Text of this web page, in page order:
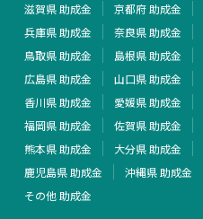
滋賀県 助成金
京都府 助成金
兵庫県 助成金
奈良県 助成金
鳥取県 助成金
島根県 助成金
広島県 助成金
山口県 助成金
香川県 助成金
愛媛県 助成金
福岡県 助成金
佐賀県 助成金
熊本県 助成金
大分県 助成金
鹿児島県 助成金
沖縄県 助成金
その他 助成金